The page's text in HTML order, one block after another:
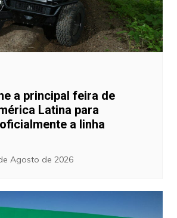
a principal feira de
Latina para
a linha
Agosto de 2026